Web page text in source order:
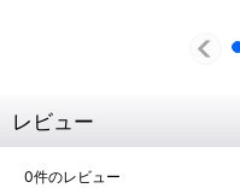
レビュー
0件のレビュー